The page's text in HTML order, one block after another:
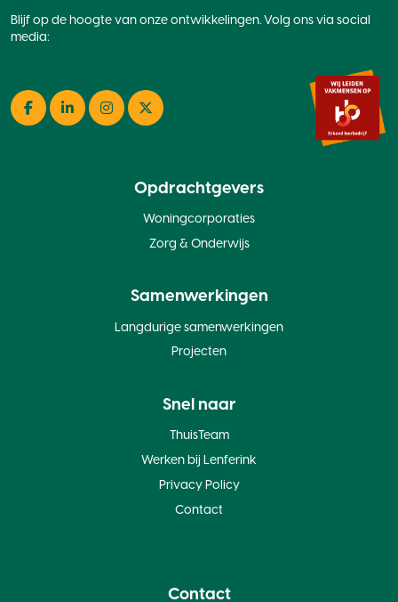
Blijf op de hoogte van onze ontwikkelingen. Volg ons via social
media:
Facebook
LinkedInInstagramTwitter
Opdrachtgevers
Woningcorporaties
Zorg & Onderwijs
Samenwerkingen
Langdurige samenwerkingen
Projecten
Snel naar
ThuisTeam
Werken bij Lenferink
Privacy Policy
Contact
Contact